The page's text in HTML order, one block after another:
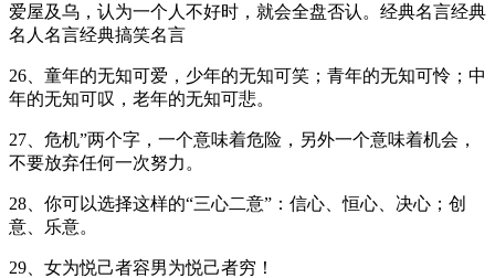
爱屋及乌，认为一个人不好时，就会全盘否认。经典名言经典
名人名言经典搞笑名言
26、童年的无知可爱，少年的无知可笑；青年的无知可怜；中
年的无知可叹，老年的无知可悲。
27、危机”两个字，一个意味着危险，另外一个意味着机会，
不要放弃任何一次努力。
28、你可以选择这样的“三心二意”：信心、恒心、决心；创
意、乐意。
29、女为悦己者容男为悦己者穷！